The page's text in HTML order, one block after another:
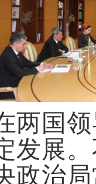
两国
发展
政治